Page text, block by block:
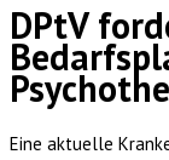
Skip
to
content
DPtV
Eine aktuelle